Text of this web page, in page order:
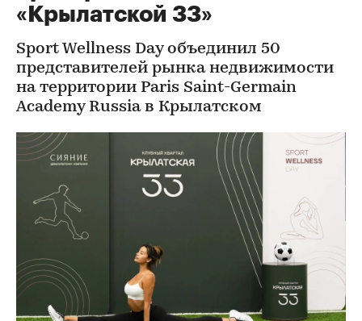
«Крылатской 33»
Sport Wellness Day объединил 50
представителей рынка недвижимости
на территории Paris Saint-Germain
Academy Russia в Крылатском